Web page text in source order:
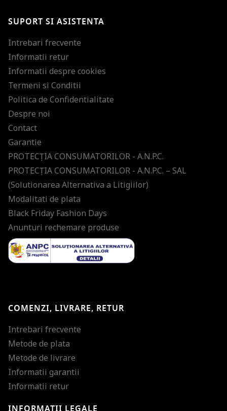
SUPORT SI ASISTENTA
Intrebari frecvente
Informatii retur
Informatii despre cookies
Termeni si Conditii
Politica de Confidentialitate
Despre noi
Contact
Garantie
PROTECŢIA CONSUMATORILOR - A.N.P.C.
PROTECŢIA CONSUMATORILOR - A.N.P.C. – SAL
(Solutionarea Alternativa a Litigiilor)
Modalitati de plata
Black Friday Fashion Days
Anunturi rechemare produse
COMENZI, LIVRARE, RETUR
Intrebari frecvente
Metode de plata
Metode de livrare
Informatii garantii
Informatii retur